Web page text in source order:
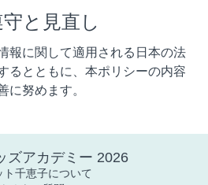
と見直し
報に関して適用される日本の法
るとともに、本ポリシーの内容
に努めます。
ズアカデミー 2026
ト千恵子について